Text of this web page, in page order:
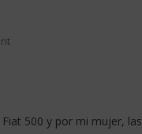
500 y por mi mujer, las